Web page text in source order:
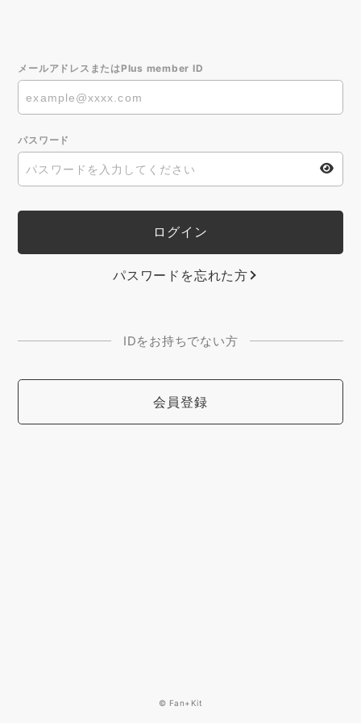
メールアドレスまたはPlus member ID
パスワード
パスワードを忘れた方
IDをお持ちでない方
会員登録
© Fan+Kit